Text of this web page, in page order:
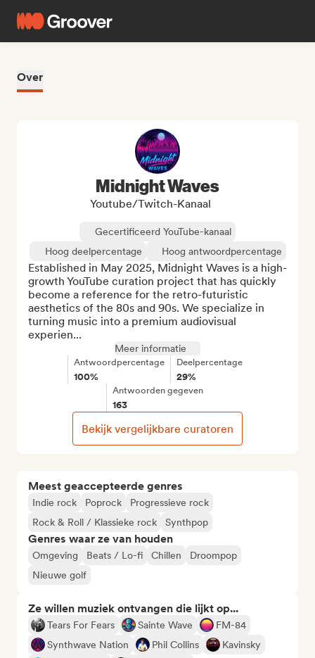
Over
Meest geaccepteerde genres
Indie rock Poprock
Progressieve rock
Rock & Roll / Klassieke rock
Synthpop
Genres waar ze van houden
Omgeving Beats / Lo-fi Chillen
Droompop
Nieuwe golf
Ze willen muziek ontvangen die lijkt op...
Tears For Fears Sainte Wave
FM-84
Synthwave Nation
Phil Collins
Kavinsky
Midnight Waves
Youtube/Twitch-Kanaal
Gecertificeerd YouTube-kanaal
Hoog deelpercentage
Hoog antwoordpercentage
Established in May 2025, Midnight Waves is a high-
growth YouTube curation project that has quickly
become a reference for the retro-futuristic
aesthetics of the 80s and 90s. We specialize in
turning music into a premium audiovisual
experien...
Meer informatie
Antwoordpercentage
100%
Deelpercentage
29%
Antwoorden gegeven
163
Bekijk vergelijkbare curatoren